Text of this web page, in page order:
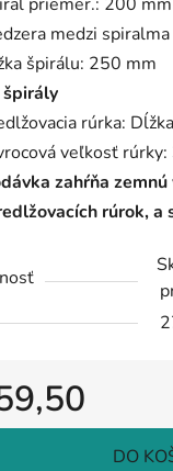
medzi
špirálu: 250 mm
špirály
rúrka:
veľkosť
zahŕňa
rúrok, a
cena:
DO